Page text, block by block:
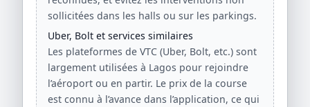
sollicitées dans les halls ou sur les parkings.
Uber, Bolt et services similaires
Les plateformes de VTC (Uber, Bolt, etc.) sont
largement utilisées à Lagos pour rejoindre
l’aéroport ou en partir. Le prix de la course
est connu à l’avance dans l’application, ce qui